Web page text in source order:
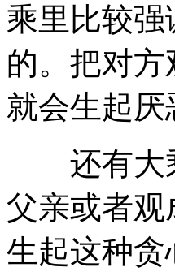
乘里比较
的。把对
就会生起
还有大乘
父亲或者
生起这种